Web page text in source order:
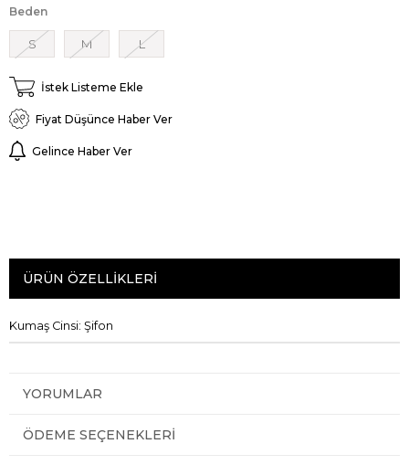
Beden
S M L
İstek Listeme Ekle
Fiyat Düşünce Haber Ver
Gelince Haber Ver
ÜRÜN ÖZELLIKLERI
Kumaş Cinsi: Şifon
YORUMLAR
ÖDEME SEÇENEKLERI